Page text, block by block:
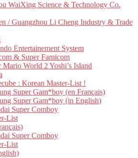
WaiXing Science & Technology Co.
/ Guangzhou Li Cheng Industry & Trade
Entertainement System
& Super Famicom
Mario World 2 Yoshi’s Island
: Korean Master-List !
Super Gam*boy (en Français)
Super Gam*boy (in English)
Super Comboy
List
Super Comboy
List